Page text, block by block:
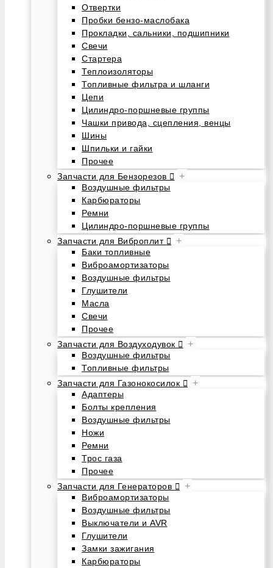
Отвертки
Пробки бензо-маслобака
Прокладки, сальники, подшипники
Свечи
Стартера
Теплоизоляторы
Топливные фильтра и шланги
Цепи
Цилиндро-поршневые группы
Чашки привода, сцепления, венцы
Шины
Шпильки и гайки
Прочее
Запчасти для Бензорезов
+
Воздушные фильтры
Карбюраторы
Ремни
Цилиндро-поршневые группы
Запчасти для Виброплит
+
Баки топливные
Виброамортизаторы
Воздушные фильтры
Глушители
Масла
Свечи
Прочее
Запчасти для Воздуходувок
+
Воздушные фильтры
Топливные фильтры
Запчасти для Газонокосилок
+
Адаптеры
Болты крепления
Воздушные фильтры
Ножи
Ремни
Трос газа
Прочее
Запчасти для Генераторов
+
Виброамортизаторы
Воздушные фильтры
Выключатели и AVR
Глушители
Замки зажигания
Карбюраторы